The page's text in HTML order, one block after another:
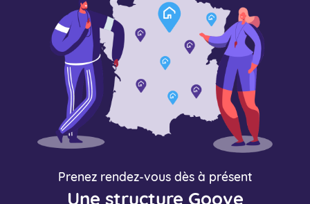
Prenez rendez-vous dès à présent
Une structure Goove